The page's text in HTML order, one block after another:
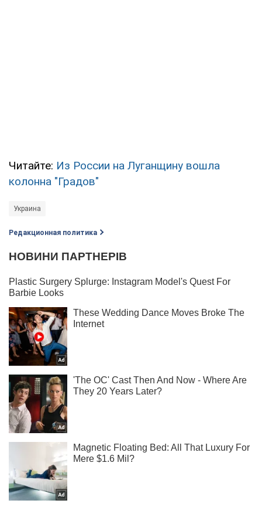
Читайте: Из России на Луганщину вошла
колонна "Градов"
Украина
Редакционная политика